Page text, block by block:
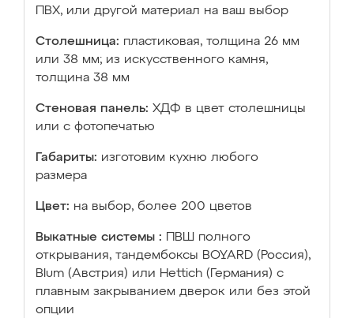
ПВХ, или другой материал на ваш выбор
Столешница: пластиковая, толщина 26 мм
или 38 мм; из искусственного камня,
толщина 38 мм
Стеновая панель: ХДФ в цвет столешницы
или с фотопечатью
Габариты: изготовим кухню любого
размера
Цвет: на выбор, более 200 цветов
Выкатные системы :
ПВШ полного
открывания, тандембоксы BOYARD (Россия),
Blum (Австрия) или Hettich (Германия) с
плавным закрыванием дверок или без этой
опции